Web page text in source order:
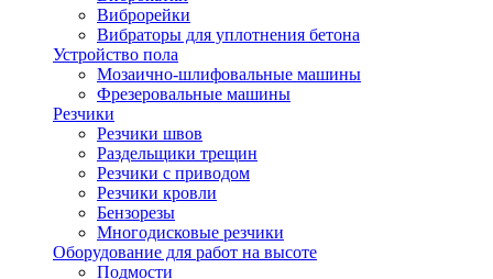
Виброрейки
Вибраторы для уплотнения бетона
Устройство пола
Мозаично-шлифовальные машины
Фрезеровальные машины
Резчики
Резчики швов
Раздельщики трещин
Резчики с приводом
Резчики кровли
Бензорезы
Многодисковые резчики
Оборудование для работ на высоте
Подмости